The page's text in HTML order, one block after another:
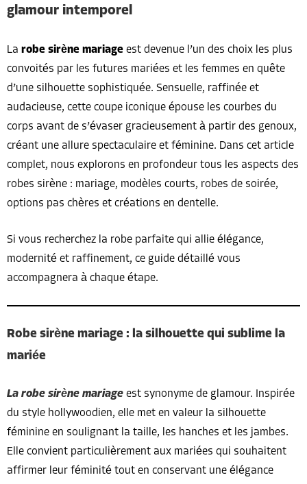
glamour intemporel
La robe sirène mariage est devenue l’un des choix les plus
convoités par les futures mariées et les femmes en quête
d’une silhouette sophistiquée. Sensuelle, raffinée et
audacieuse, cette coupe iconique épouse les courbes du
corps avant de s’évaser gracieusement à partir des genoux,
créant une allure spectaculaire et féminine. Dans cet article
complet, nous explorons en profondeur tous les aspects des
robes sirène : mariage, modèles courts, robes de soirée,
options pas chères et créations en dentelle.
Si vous recherchez la robe parfaite qui allie élégance,
modernité et raffinement, ce guide détaillé vous
accompagnera à chaque étape.
Robe sirène mariage : la silhouette qui sublime la
mariée
La robe sirène mariage est synonyme de glamour. Inspirée
du style hollywoodien, elle met en valeur la silhouette
féminine en soulignant la taille, les hanches et les jambes.
Elle convient particulièrement aux mariées qui souhaitent
affirmer leur féminité tout en conservant une élégance